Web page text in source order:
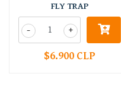
FLY TRAP
+
-
$6.900 CLP